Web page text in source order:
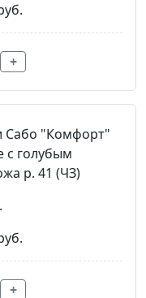
+
Сабо "Комфорт"
с голубым
р. 41 (ЧЗ)
+